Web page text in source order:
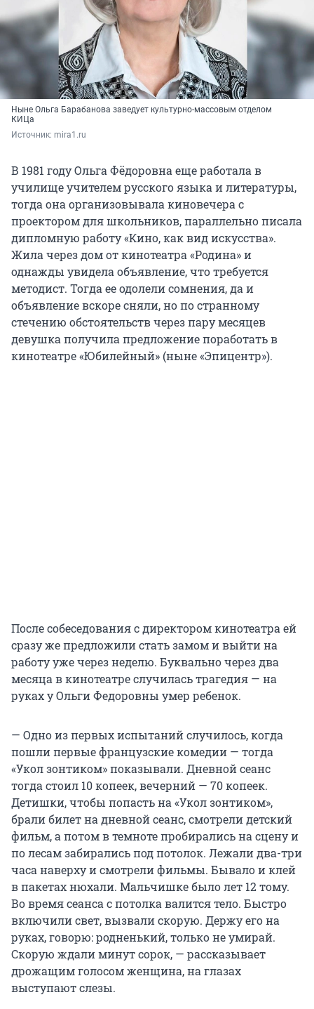
Ныне Ольга Барабанова заведует культурно-массовым отделом
КИЦа
Источник: mira1.ru
В 1981 году Ольга Фёдоровна еще работала в
училище учителем русского языка и литературы,
тогда она организовывала киновечера с
проектором для школьников, параллельно писала
дипломную работу «Кино, как вид искусства».
Жила через дом от кинотеатра «Родина» и
однажды увидела объявление, что требуется
методист. Тогда ее одолели сомнения, да и
объявление вскоре сняли, но по странному
стечению обстоятельств через пару месяцев
девушка получила предложение поработать в
кинотеатре «Юбилейный» (ныне «Эпицентр»).
После собеседования с директором кинотеатра ей
сразу же предложили стать замом и выйти на
работу уже через неделю. Буквально через два
месяца в кинотеатре случилась трагедия — на
руках у Ольги Федоровны умер ребенок.
— Одно из первых испытаний случилось, когда
пошли первые французские комедии — тогда
«Укол зонтиком» показывали. Дневной сеанс
тогда стоил 10 копеек, вечерний — 70 копеек.
Детишки, чтобы попасть на «Укол зонтиком»,
брали билет на дневной сеанс, смотрели детский
фильм, а потом в темноте пробирались на сцену и
по лесам забирались под потолок. Лежали два-три
часа наверху и смотрели фильмы. Бывало и клей
в пакетах нюхали. Мальчишке было лет 12 тому.
Во время сеанса с потолка валится тело. Быстро
включили свет, вызвали скорую. Держу его на
руках, говорю: родненький, только не умирай.
Скорую ждали минут сорок, — рассказывает
дрожащим голосом женщина, на глазах
выступают слезы.